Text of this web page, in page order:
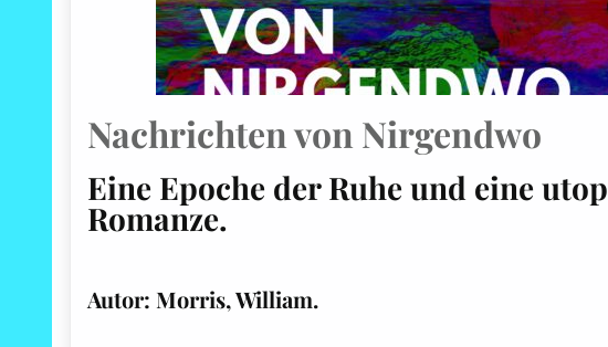
Nachrichten von Nirgendwo
Eine Epoche der Ruhe und eine
Romanze.
Autor: Morris, William.